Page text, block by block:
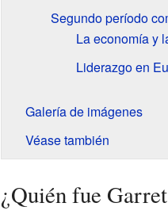
Segundo período
La economía y
Liderazgo en
Galería de imágenes
Véase también
¿Quién fue